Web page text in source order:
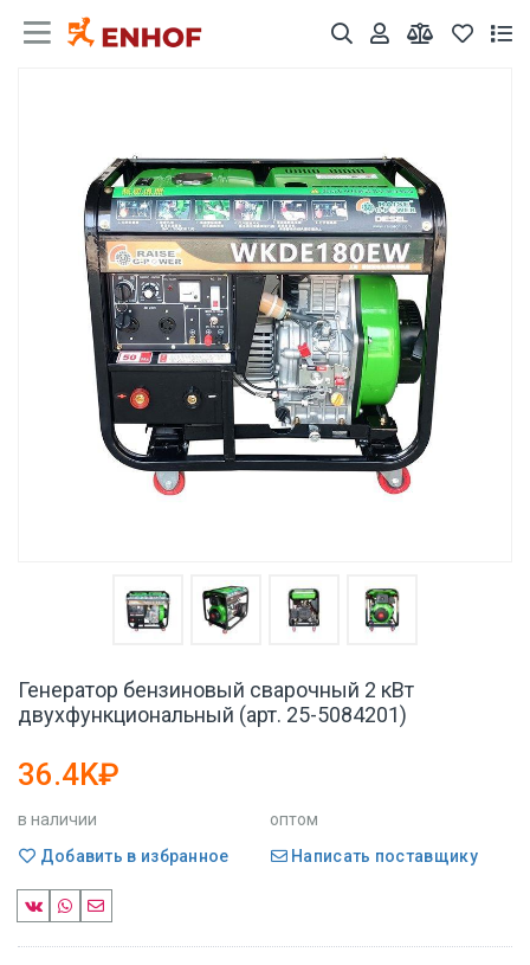
Генератор бензиновый сварочный 2 кВт
двухфункциональный (арт. 25-5084201)
36.4K₽
в наличии
оптом
Добавить в избранное
Написать поставщику